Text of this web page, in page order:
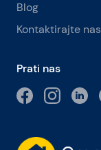
Blog
Kontaktirajte nas
Prati nas